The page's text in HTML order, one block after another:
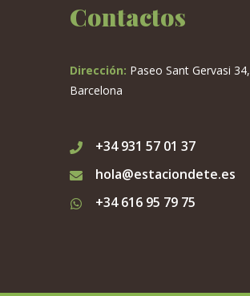
Contactos
Dirección: Paseo Sant Gervasi 34,
Barcelona
+34 931 57 01 37
hola@estaciondete.es
+34 616 95 79 75